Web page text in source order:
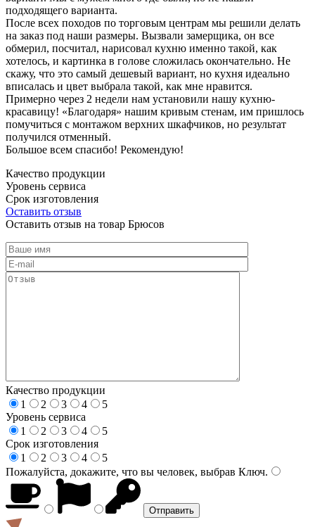
подходящего варианта.
После всех походов по торговым центрам мы решили делать
на заказ под наши размеры. Вызвали замерщика, он все
обмерил, посчитал, нарисовал кухню именно такой, как
хотелось, и картинка в голове сложилась окончательно. Не
скажу, что это самый дешевый вариант, но кухня идеально
вписалась и цвет выбрала такой, как мне нравится.
Примерно через 2 недели нам установили нашу кухню-
красавицу! «Благодаря» нашим кривым стенам, им пришлось
помучиться с монтажом верхних шкафчиков, но результат
получился отменный.
Большое всем спасибо! Рекомендую!
Качество продукции
Уровень сервиса
Срок изготовления
Оставить отзыв
Оставить отзыв на товар Брюсов
Качество продукции
1
2 3 4
5
Уровень сервиса
1
2 3 4
5
Срок изготовления
1
2 3 4
5
Пожалуйста, докажите, что вы человек, выбрав Ключ.